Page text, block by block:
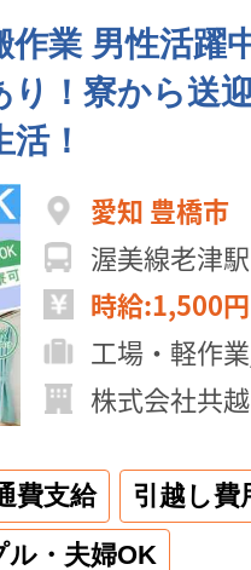
作業 男性活躍
り！寮から送
！
愛知 豊橋市
渥美線老津
時給:1,500
工場・軽作
株式会社共
費支給
引越し費
ル・夫婦OK